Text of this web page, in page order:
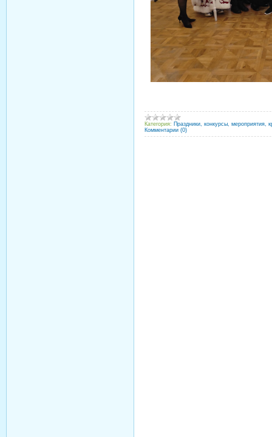
Категория: Праздники, конкурсы, мероприятия,
Комментарии (0)